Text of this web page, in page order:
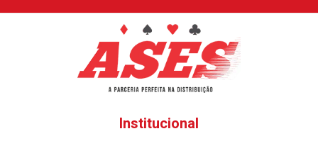
Institucional